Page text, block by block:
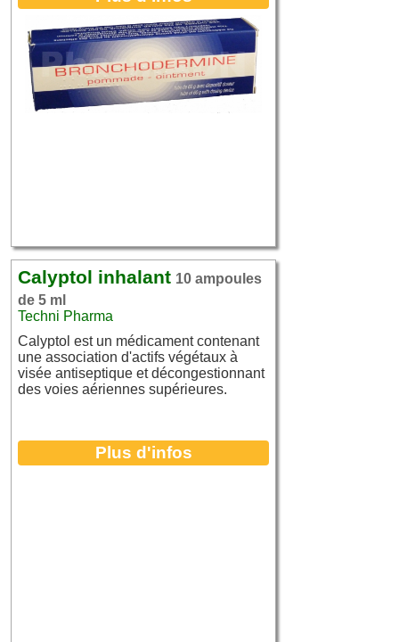
Calyptol inhalant 10 ampoules
de 5 ml
Techni Pharma
Calyptol est un médicament contenant
une association d'actifs végétaux à
visée antiseptique et décongestionnant
des voies aériennes supérieures.
Plus d'infos